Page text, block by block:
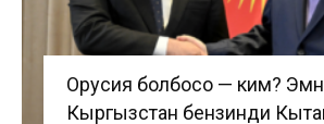
Орусия болбосо — ким?
Кыргызстан бензинди